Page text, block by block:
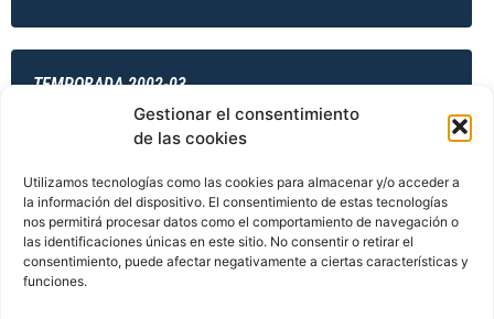
Gestionar el consentimiento
de las cookies
Utilizamos tecnologías como las cookies para almacenar y/o acceder a
la información del dispositivo. El consentimiento de estas tecnologías
nos permitirá procesar datos como el comportamiento de navegación o
las identificaciones únicas en este sitio. No consentir o retirar el
consentimiento, puede afectar negativamente a ciertas características y
funciones.
TEMPORADA 2002-03
TEMPORADA 2003-04
TEMPORADA 2003-04